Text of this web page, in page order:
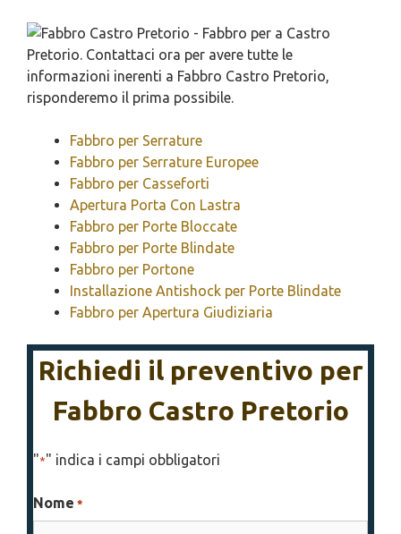
Fabbro per Serrature
Fabbro per Serrature Europee
Fabbro per Casseforti
Apertura Porta Con Lastra
Fabbro per Porte Bloccate
Fabbro per Porte Blindate
Fabbro per Portone
Installazione Antishock per Porte Blindate
Fabbro per Apertura Giudiziaria
Richiedi il preventivo per
Fabbro Castro Pretorio
"*" indica i campi obbligatori
Nome *